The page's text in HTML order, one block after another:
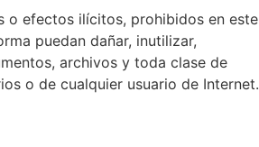
o efectos ilícitos, prohibidos en este
puedan dañar, inutilizar,
archivos y toda clase de
o de cualquier usuario de Internet.